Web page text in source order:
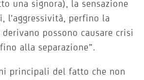
una signora), la sensazione
perfino la
possono causare crisi
alla separazione”.
principali del fatto che non